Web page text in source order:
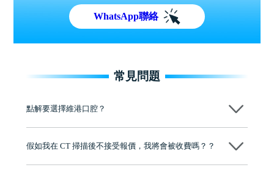
WhatsApp聯絡
常見問題
點解要選擇維港口腔？
維港口腔踐行「醫道濟世」的大學校訓，各分院匯聚來自香港、內地的
牌」、「2025香港企業領袖品牌」，是諾貝爾種植系統全球放心植牙中
至今已服務超過三十個國家和地區的顧客，受到粵港澳大灣區及周邊城
假如我在 CT 掃描後不接受報價，我將會被收費嗎？？